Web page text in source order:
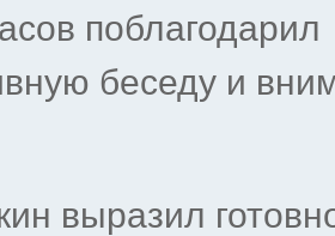
беседу и
выразил